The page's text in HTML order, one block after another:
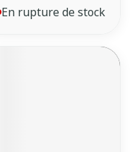
En rupture de stock